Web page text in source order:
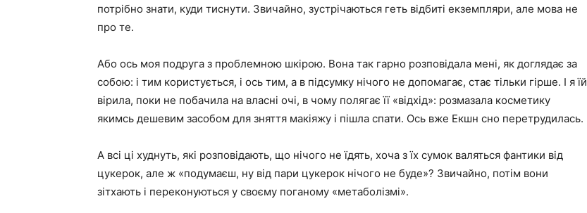
потрібно знати, куди тиснути. Звичайно, зустрічаються геть відбиті екземпляри, але мова не
про те.
Або ось моя подруга з проблемною шкірою. Вона так гарно розповідала мені, як доглядає за
собою: і тим користується, і ось тим, а в підсумку нічого не допомагає, стає тільки гірше. І я їй
вірила, поки не побачила на власні очі, в чому полягає її «відхід»: розмазала косметику
якимсь дешевим засобом для зняття макіяжу і пішла спати. Ось вже Екшн сно перетрудилась.
А всі ці худнуть, які розповідають, що нічого не їдять, хоча з їх сумок валяться фантики від
цукерок, але ж «подумаєш, ну від пари цукерок нічого не буде»? Звичайно, потім вони
зітхають і переконуються у своєму поганому «метаболізмі».